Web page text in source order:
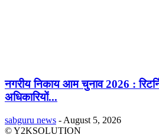
नगरीय निकाय आम चुनाव 2026 :
अधिकारियों...
sabguru news - August 5, 2026
© Y2KSOLUTION